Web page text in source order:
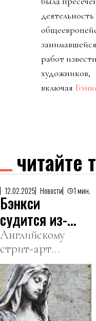
деятельность
работ
художников,
включая
читайте
12.02.2025 Новости 1 мин.
Бэнкси
судится из-
за прав на
свой
товарный
знак
Английскому
стрит-арт
художнику
грозит потеря
контроля над
своим именем.